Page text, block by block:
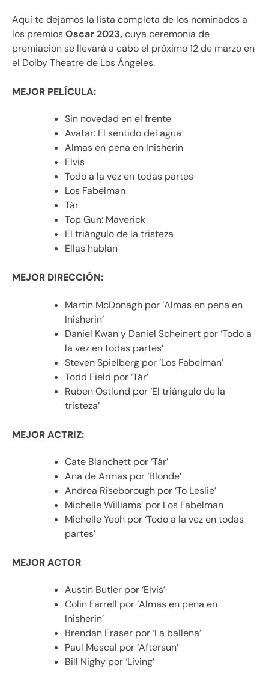
Aquí te dejamos la lista completa de los nominados a
los premiosOscar 2023, cuya ceremonia de
premiacion se llevará a cabo el próximo 12 de marzo en
el Dolby Theatre de Los Ángeles.
MEJOR PELÍCULA:
Sin novedad en el frente
Avatar: El sentido del agua
Almas en pena en Inisherin
Elvis
Todo a la vez en todas partes
Los Fabelman
Tár
Top Gun: Maverick
El triángulo de la tristeza
Ellas hablan
MEJOR DIRECCIÓN:
Martin McDonagh por ‘Almas en pena en
Inisherin’
Daniel Kwan y Daniel Scheinert por ‘Todo a
la vez en todas partes’
Steven Spielberg por ‘Los Fabelman’
Todd Field por ‘Tár’
Ruben Ostlund por ‘El triángulo de la
tristeza’
MEJOR ACTRIZ:
Cate Blanchett por ‘Tár’
Ana de Armas por ‘Blonde’
Andrea Riseborough por ‘To Leslie’
Michelle Williams’ por Los Fabelman
Michelle Yeoh por ‘Todo a la vez en todas
partes’
MEJOR ACTOR
Austin Butler por ‘Elvis’
Colin Farrell por ‘Almas en pena en
Inisherin’
Brendan Fraser por ‘La ballena’
Paul Mescal por ‘Aftersun’
Bill Nighy por ‘Living’